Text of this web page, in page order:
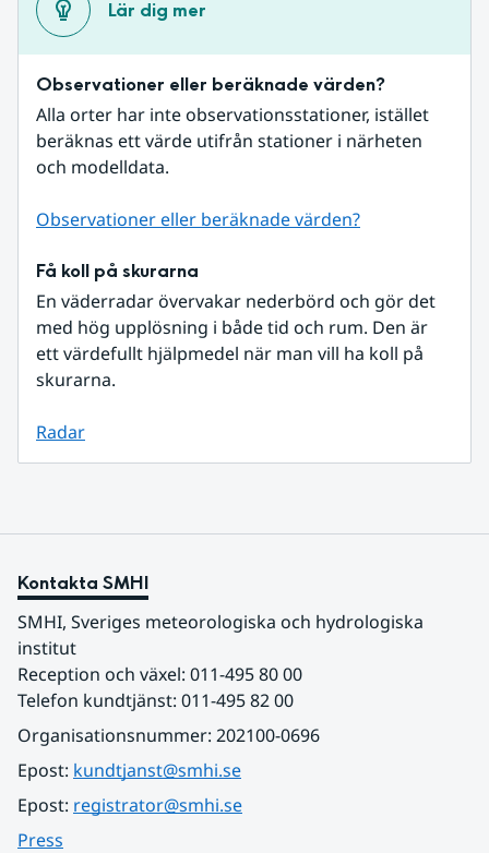
Lär dig mer
Observationer eller beräknade värden?
Alla orter har inte observationsstationer, istället
beräknas ett värde utifrån stationer i närheten
och modelldata.
Observationer eller beräknade värden?
Få koll på skurarna
En väderradar övervakar nederbörd och gör det
med hög upplösning i både tid och rum. Den är
ett värdefullt hjälpmedel när man vill ha koll på
skurarna.
Radar
Kontakta SMHI
SMHI, Sveriges meteorologiska och hydrologiska
institut
Reception och växel: 011-495 80 00
Telefon kundtjänst: 011-495 82 00
Organisationsnummer: 202100-0696
Epost: kundtjanst@smhi.se
Epost: registrator@smhi.se
Press